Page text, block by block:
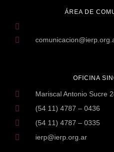
OFICINA
Mariscal Antonio Sucre
(54 11) 4787 – 0436
(54 11) 4787 – 0335
ierp@ierp.org.ar
ÁREA DE